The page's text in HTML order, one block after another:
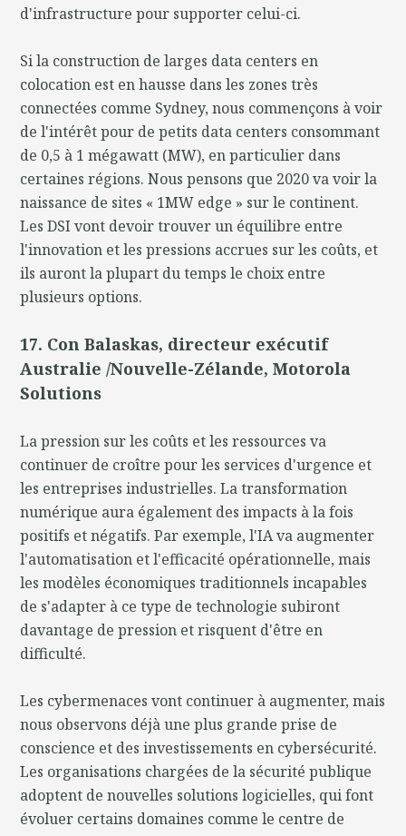
d'infrastructure pour supporter celui-ci.
Si la construction de larges data centers en
colocation est en hausse dans les zones très
connectées comme Sydney, nous commençons à voir
de l'intérêt pour de petits data centers consommant
de 0,5 à 1 mégawatt (MW), en particulier dans
certaines régions. Nous pensons que 2020 va voir la
naissance de sites « 1MW edge » sur le continent.
Les DSI vont devoir trouver un équilibre entre
l'innovation et les pressions accrues sur les coûts, et
ils auront la plupart du temps le choix entre
plusieurs options.
17. Con Balaskas, directeur exécutif
Australie /Nouvelle-Zélande, Motorola
Solutions
La pression sur les coûts et les ressources va
continuer de croître pour les services d'urgence et
les entreprises industrielles. La transformation
numérique aura également des impacts à la fois
positifs et négatifs. Par exemple, l'IA va augmenter
l'automatisation et l'efficacité opérationnelle, mais
les modèles économiques traditionnels incapables
de s'adapter à ce type de technologie subiront
davantage de pression et risquent d'être en
difficulté.
Les cybermenaces vont continuer à augmenter, mais
nous observons déjà une plus grande prise de
conscience et des investissements en cybersécurité.
Les organisations chargées de la sécurité publique
adoptent de nouvelles solutions logicielles, qui font
évoluer certains domaines comme le centre de